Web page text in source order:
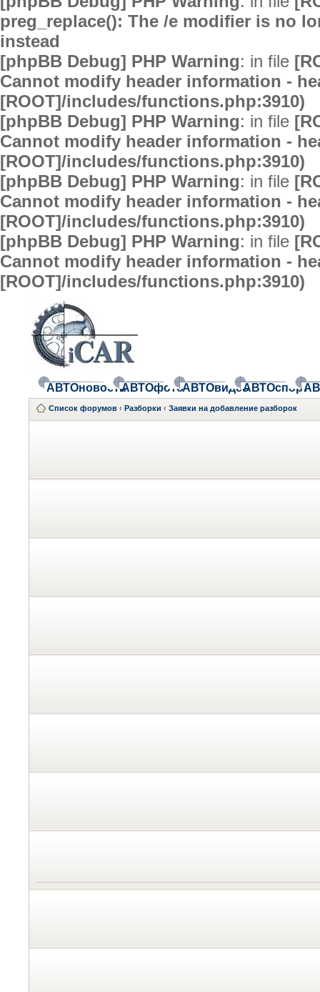
preg_replace(): The /e modifier is no
instead
[phpBB Debug] PHP Warning: in file
Cannot modify header information -
[ROOT]/includes/functions.php:3910)
[phpBB Debug] PHP Warning: in file
Cannot modify header information -
[ROOT]/includes/functions.php:3910)
[phpBB Debug] PHP Warning: in file
Cannot modify header information -
[ROOT]/includes/functions.php:3910)
[phpBB Debug] PHP Warning: in file
Cannot modify header information -
[ROOT]/includes/functions.php:3910)
АВТОновостиАВТОфотоАВТОвидеоАВТОспорт
Список форумов ‹ Разборки ‹ Заявки на добавление разборок